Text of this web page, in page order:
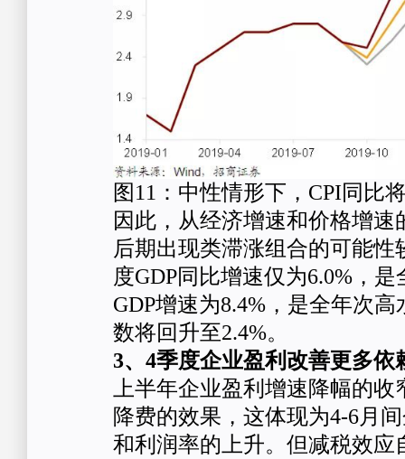
图11：中性情形下，CPI同比
因此，从经济增速和价格增速
后期出现类滞涨组合的可能性
度GDP同比增速仅为6.0%，
GDP增速为8.4%，是全年次高
数将回升至2.4%。
3、4季度企业盈利改善更多依
上半年企业盈利增速降幅的
降费的效果，这体现为4-6月
和利润率的上升。但减税效应